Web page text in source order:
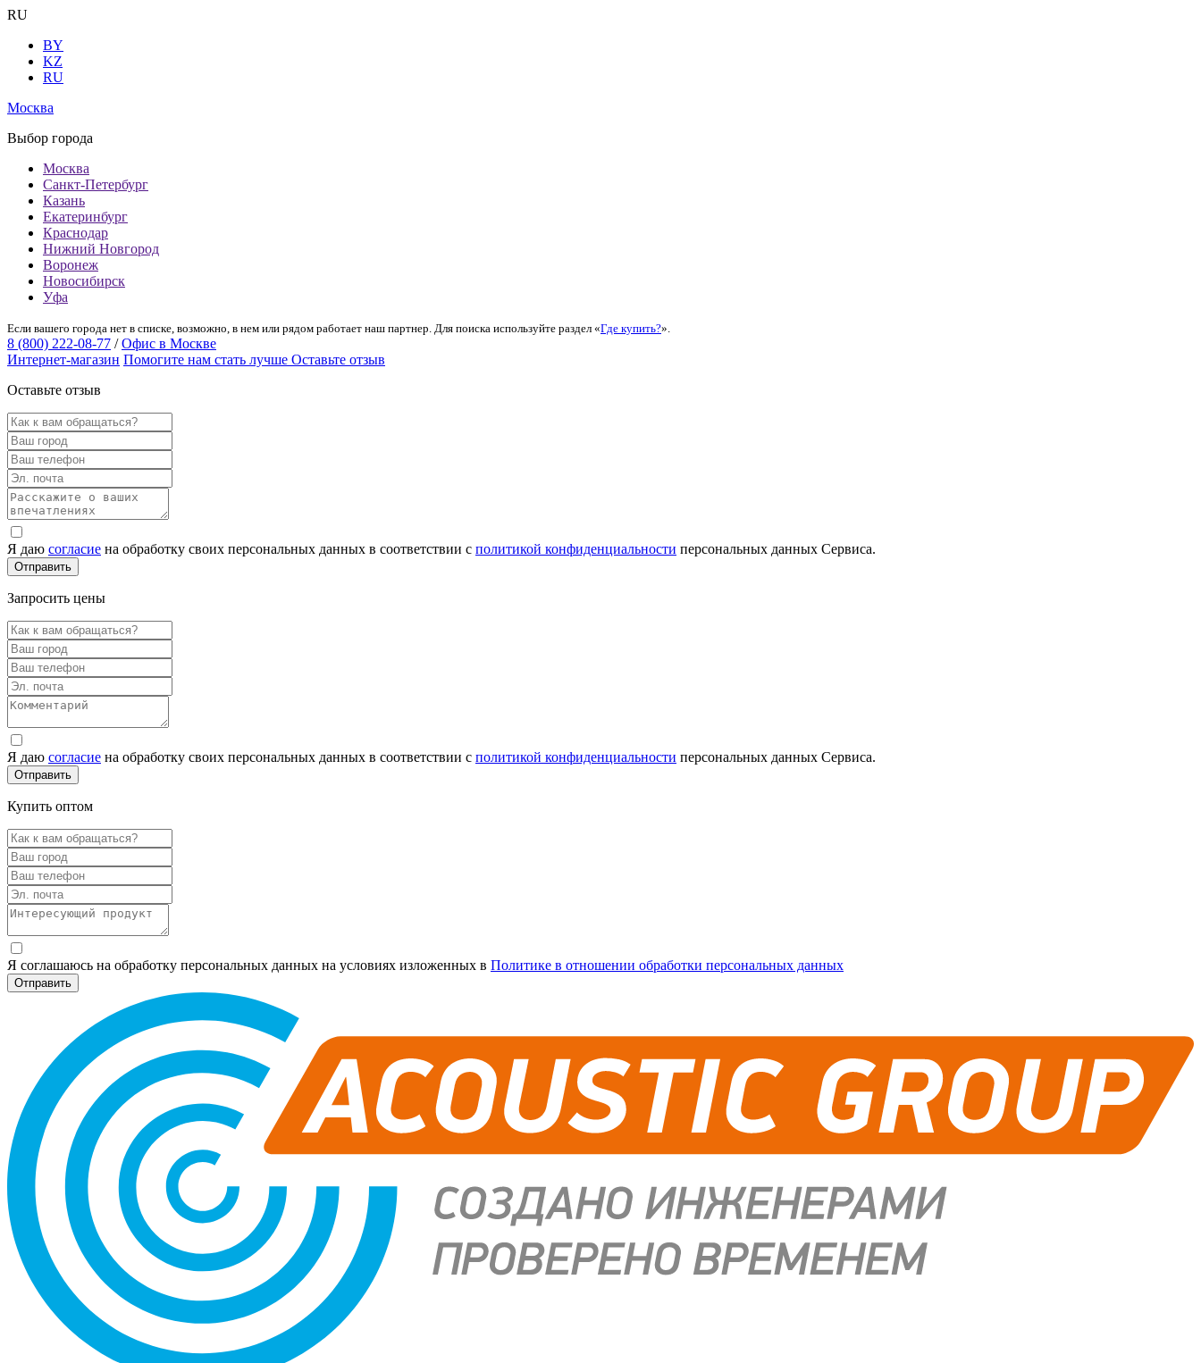
RU
BY
KZ
RU
Москва
Выбор города
Москва
Санкт-Петербург
Казань
Екатеринбург
Краснодар
Нижний Новгород
Воронеж
Новосибирск
Уфа
Если вашего города нет в списке, возможно, в нем или рядом работает наш партнер. Для поиска используйте раздел «Где купить?».
8 (800) 222-08-77 / Офис в Москве
Интернет-магазин Помогите нам стать лучше Оставьте отзыв
Оставьте отзыв
Я даю согласие на обработку своих персональных данных в соответствии с политикой конфиденциальности персональных данных Сервиса.
Запросить цены
Я даю согласие на обработку своих персональных данных в соответствии с политикой конфиденциальности персональных данных Сервиса.
Купить оптом
Я соглашаюсь на обработку персональных данных на условиях изложенных в Политике в отношении обработки персональных данных